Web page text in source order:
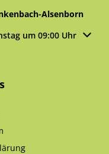
Alsenborn
Schließzeiten
um 09:00 Uhr